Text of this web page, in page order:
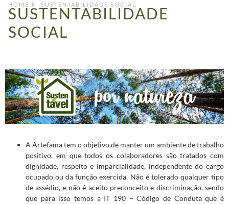
HOME SUSTENTABILIDADE SOCIAL
SUSTENTABILIDADE
SOCIAL
A Artefama tem o objetivo de manter um ambiente de trabalho
positivo, em que todos os colaboradores são tratados com
dignidade, respeito e imparcialidade, independente do cargo
ocupado ou da função exercida. Não é tolerado qualquer tipo
de assédio, e não é aceito preconceito e discriminação, sendo
que para isso temos a IT 190 – Código de Conduta que é